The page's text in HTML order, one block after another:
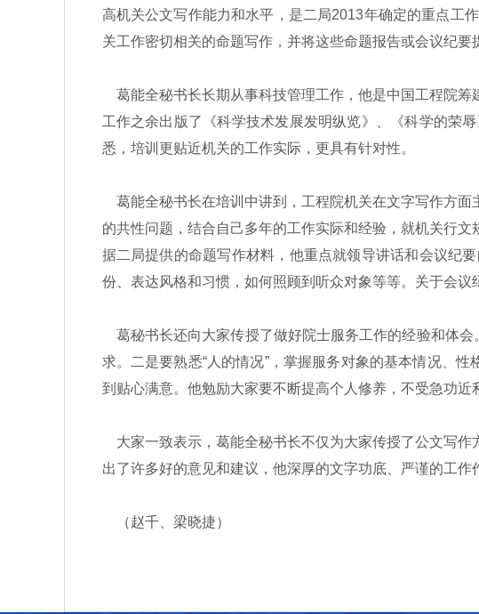
高机关公文写作能力和水平，是二局2013年确定的重点工
关工作密切相关的命题写作，并将这些命题报告或会议纪
葛能全秘书长长期从事科技管理工作，他是中国工程院筹
工作之余出版了《科学技术发展发明纵览》、《科学的荣
悉，培训更贴近机关的工作实际，更具有针对性。
葛能全秘书长在培训中讲到，工程院机关在文字写作方面
的共性问题，结合自己多年的工作实际和经验，就机关行
据二局提供的命题写作材料，他重点就领导讲话和会议纪
份、表达风格和习惯，如何照顾到听众对象等等。关于会议
葛秘书长还向大家传授了做好院士服务工作的经验和体会
求。二是要熟悉“人的情况”，掌握服务对象的基本情况、
到贴心满意。他勉励大家要不断提高个人修养，不受急功
大家一致表示，葛能全秘书长不仅为大家传授了公文写作
出了许多好的意见和建议，他深厚的文字功底、严谨的工作
（赵千、梁晓捷）